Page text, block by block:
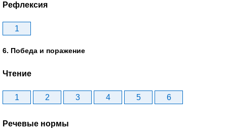
Рефлексия
1
6. Победа и поражение
Чтение
1 2 3 4 5 6
Речевые нормы